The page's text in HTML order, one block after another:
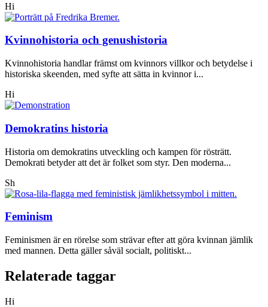
Hi
Kvinnohistoria och genushistoria
Kvinnohistoria handlar främst om kvinnors villkor och betydelse i
historiska skeenden, med syfte att sätta in kvinnor i...
Hi
Demokratins historia
Historia om demokratins utveckling och kampen för rösträtt.
Demokrati betyder att det är folket som styr. Den moderna...
Sh
Feminism
Feminismen är en rörelse som strävar efter att göra kvinnan jämlik
med mannen. Detta gäller såväl socialt, politiskt...
Relaterade taggar
Hi